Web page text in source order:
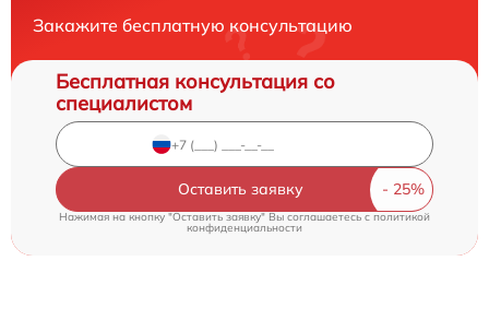
Закажите бесплатную консультацию
Бесплатная консультация со
специалистом
Оставить заявку
Нажимая на кнопку "Оставить заявку" Вы соглашаетесь c политикой
конфиденциальности